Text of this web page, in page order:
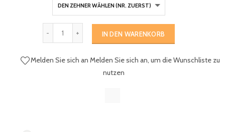
IN DEN WARENKORB
Melden Sie sich an Melden Sie sich an, um die Wunschliste zu
nutzen